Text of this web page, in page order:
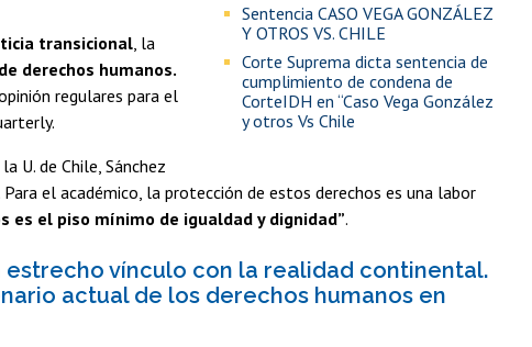
Sentencia CASO VEGA GONZÁLEZ
Y OTROS VS. CHILE
Corte Suprema dicta sentencia de
cumplimiento de condena de
CorteIDH en “Caso Vega González
y otros Vs Chile
transicional , la
derechos humanos.
regulares para el
U. de Chile, Sánchez
. Para el académico, la protección de estos derechos es una labor
es el piso mínimo de igualdad y dignidad”.
vínculo con la realidad continental.
actual de los derechos humanos en